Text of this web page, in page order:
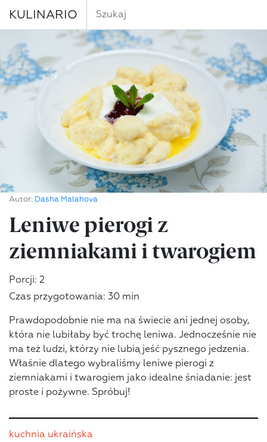
KULINARIO
Autor: Dasha Malahova
Leniwe pierogi z
ziemniakami i twarogiem
Porcji: 2
Czas przygotowania: 30 min
Prawdopodobnie nie ma na świecie ani jednej osoby,
która nie lubiłaby być trochę leniwa. Jednocześnie nie
ma też ludzi, którzy nie lubią jeść pysznego jedzenia.
Właśnie dlatego wybraliśmy leniwe pierogi z
ziemniakami i twarogiem jako idealne śniadanie: jest
proste i pożywne. Spróbuj!
kuchnia ukraińska